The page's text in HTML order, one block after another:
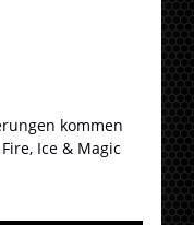
kommen
Ice & Magic